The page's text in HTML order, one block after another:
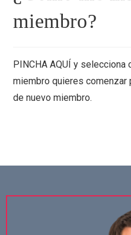
miembro?
PINCHA AQUÍ y selecciona
miembro quieres comenzar
de nuevo miembro.